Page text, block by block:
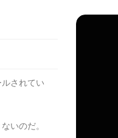
されてい
いのだ。